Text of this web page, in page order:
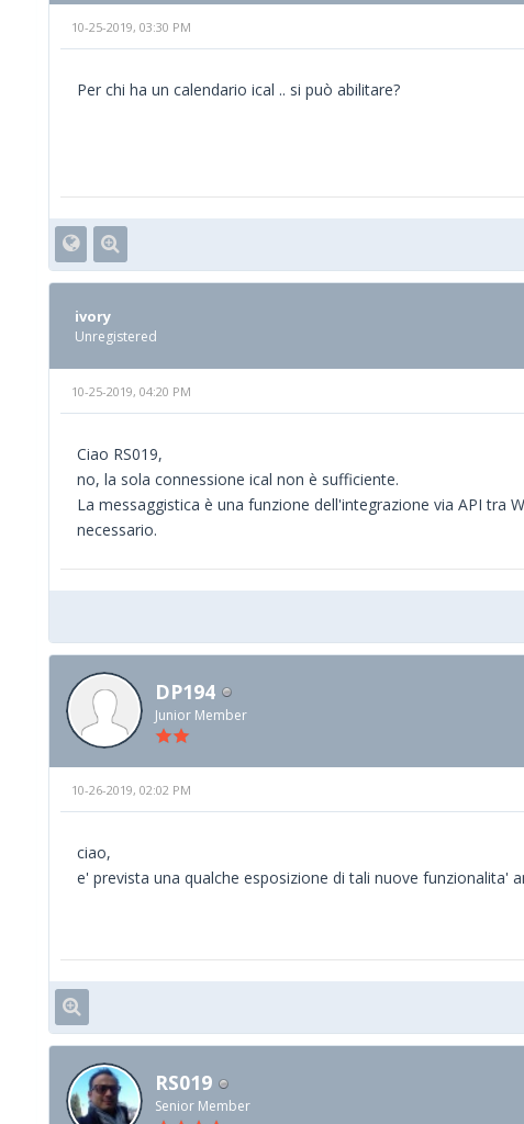
10-25-2019, 03:30 PM
Per chi ha un calendario ical .. si può abilitare?
ivory
Unregistered
10-25-2019, 04:20 PM
Ciao RS019,
no, la sola connessione ical non è sufficiente.
La messaggistica è una funzione dell'integrazione via API tra
necessario.
DP194
Junior Member
10-26-2019, 02:02 PM
ciao,
e' prevista una qualche esposizione di tali nuove funzionalita'
RS019
Senior Member